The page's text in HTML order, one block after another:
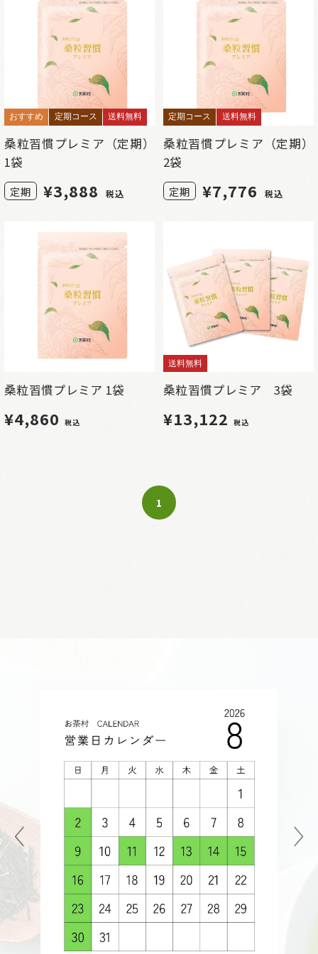
おすすめ 定期コース 送料無料
桑粒習慣プレミア（定期）
1袋
定期 ¥3,888 税込
定期コース 送料無料
桑粒習慣プレミア（定期）
2袋
定期 ¥7,776 税込
桑粒習慣プレミア 1袋
¥4,860 税込
送料無料
桑粒習慣プレミア 3袋
¥13,122 税込
1